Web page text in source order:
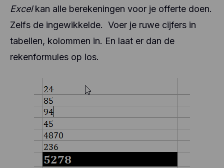
Excelkan alle berekeningen voor je offerte doen.
Zelfs de ingewikkelde. Voer je ruwe cijfers in
tabellen, kolommen in. En laat er dan de
rekenformules op los.